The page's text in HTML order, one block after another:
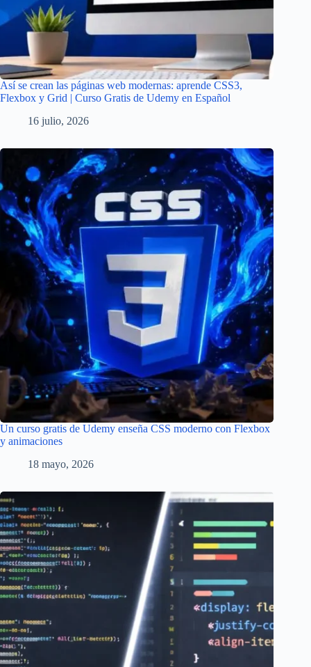
Así se crean las páginas web modernas: aprende CSS3,
Flexbox y Grid | Curso Gratis de Udemy en Español
16 julio, 2026
Un curso gratis de Udemy enseña CSS moderno con Flexbox
y animaciones
18 mayo, 2026